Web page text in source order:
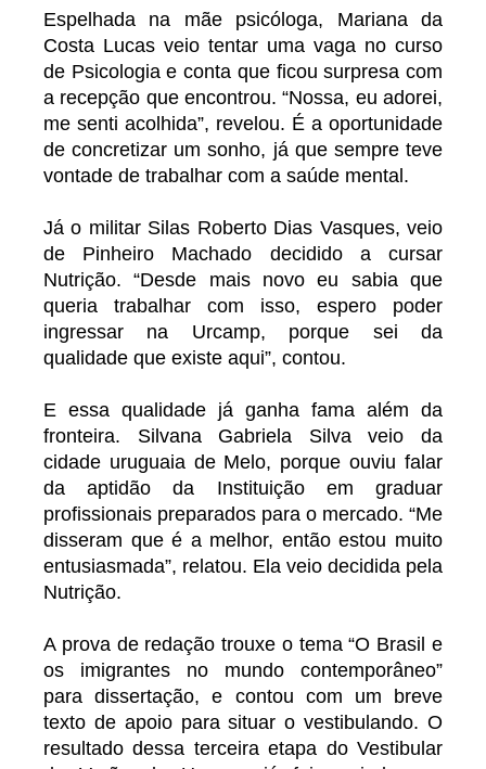
Espelhada na mãe psicóloga, Mariana da
Costa Lucas veio tentar uma vaga no curso
de Psicologia e conta que ficou surpresa com
a recepção que encontrou. “Nossa, eu adorei,
me senti acolhida”, revelou. É a oportunidade
de concretizar um sonho, já que sempre teve
vontade de trabalhar com a saúde mental.
Já o militar Silas Roberto Dias Vasques, veio
de Pinheiro Machado decidido a cursar
Nutrição. “Desde mais novo eu sabia que
queria trabalhar com isso, espero poder
ingressar na Urcamp, porque sei da
qualidade que existe aqui”, contou.
E essa qualidade já ganha fama além da
fronteira. Silvana Gabriela Silva veio da
cidade uruguaia de Melo, porque ouviu falar
da aptidão da Instituição em graduar
profissionais preparados para o mercado. “Me
disseram que é a melhor, então estou muito
entusiasmada”, relatou. Ela veio decidida pela
Nutrição.
A prova de redação trouxe o tema “O Brasil e
os imigrantes no mundo contemporâneo”
para dissertação, e contou com um breve
texto de apoio para situar o vestibulando. O
resultado dessa terceira etapa do Vestibular